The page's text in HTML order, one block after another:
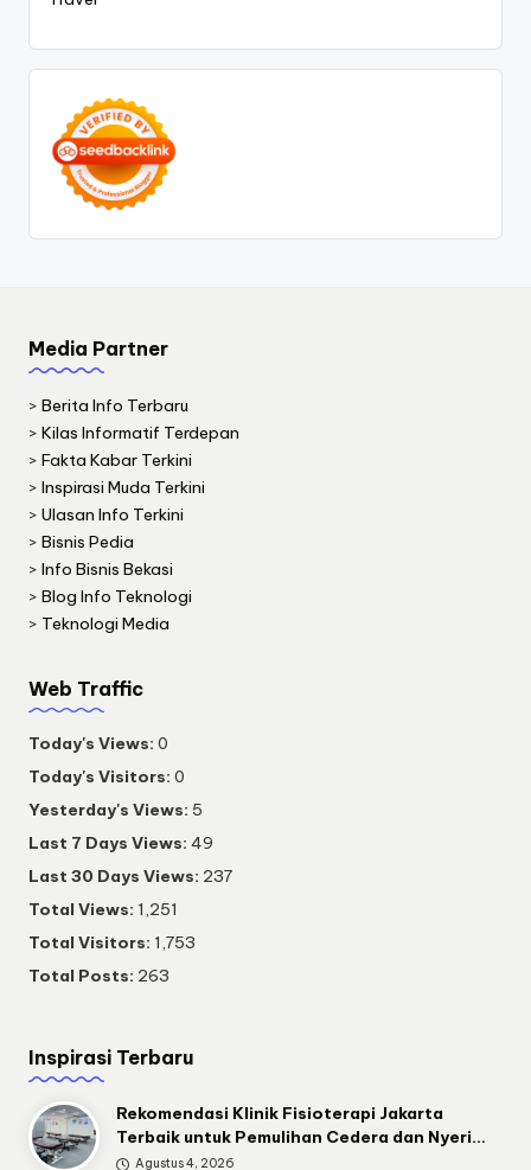
Media Partner
> Berita Info Terbaru
> Kilas Informatif Terdepan
> Fakta Kabar Terkini
> Inspirasi Muda Terkini
> Ulasan Info Terkini
> Bisnis Pedia
> Info Bisnis Bekasi
> Blog Info Teknologi
> Teknologi Media
Web Traffic
Today's Views: 0
Today's Visitors: 0
Yesterday's Views: 5
Last 7 Days Views: 49
Last 30 Days Views: 237
Total Views: 1,251
Total Visitors: 1,753
Total Posts: 263
Inspirasi Terbaru
Rekomendasi Klinik Fisioterapi Jakarta
Terbaik untuk Pemulihan Cedera dan Nyeri…
Agustus 4, 2026